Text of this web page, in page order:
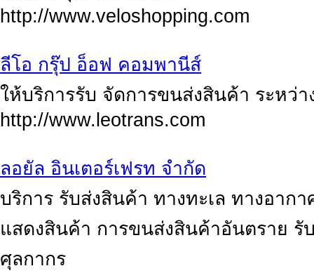
http://www.veloshopping.com
ลีโอ กรุ๊ป อ็อฟ คอมพานีส์
ให้บริการรับ จัดการขนส่งสินค้า ระหว่
http://www.leotrans.com
ลอยัล อินเตอร์เฟรท จำกัด
บริการ รับส่งสินค้า ทางทะเล ทางอาก
แสดงสินค้า การขนส่งสินค้าอันตราย รั
ศุลกากร